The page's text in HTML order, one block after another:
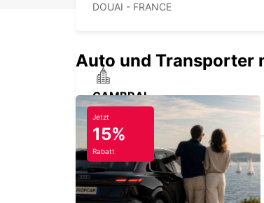
DOUAI - FRANCE
CAMBRAI
CAMBRAI - FRANCE
Auto und Transporter
Jetzt
15%
Rabatt